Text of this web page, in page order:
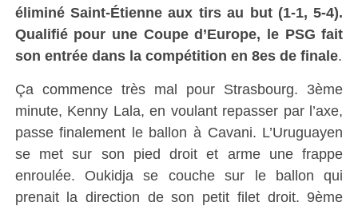
éliminé Saint-Étienne aux tirs au but (1-1, 5-4).
Qualifié pour une Coupe d’Europe, le PSG fait
son entrée dans la compétition en 8es de finale.
Ça commence très mal pour Strasbourg. 3ème
minute, Kenny Lala, en voulant repasser par l’axe,
passe finalement le ballon à Cavani. L’Uruguayen
se met sur son pied droit et arme une frappe
enroulée. Oukidja se couche sur le ballon qui
prenait la direction de son petit filet droit. 9ème